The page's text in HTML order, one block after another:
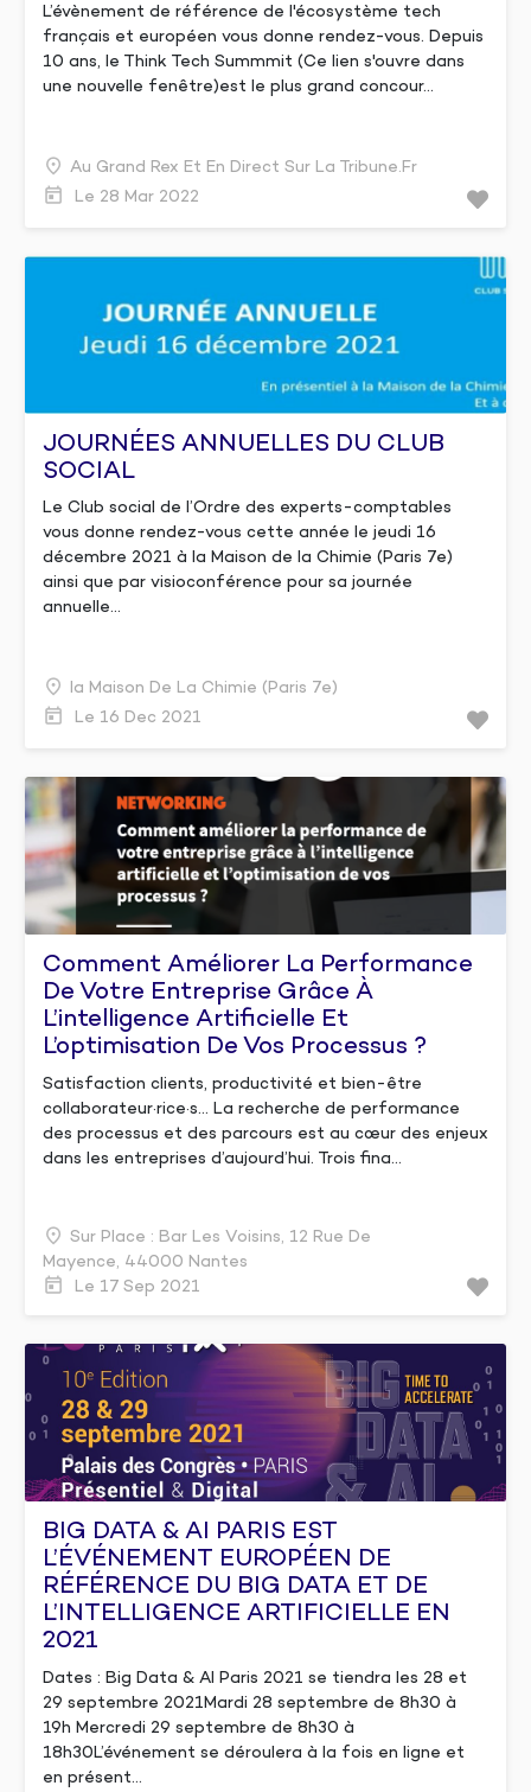
L’évènement de référence de l'écosystème tech
français et européen vous donne rendez-vous. Depuis
10 ans, le Think Tech Summmit (Ce lien s'ouvre dans
une nouvelle fenêtre)est le plus grand concour...
Au Grand Rex Et En Direct Sur La Tribune.fr
Le 28 Mar 2022
JOURNÉES ANNUELLES DU CLUB
SOCIAL
Le Club social de l’Ordre des experts-comptables
vous donne rendez-vous cette année le jeudi 16
décembre 2021 à la Maison de la Chimie (Paris 7e)
ainsi que par visioconférence pour sa journée
annuelle...
La Maison De La Chimie (Paris 7e)
Le 16 Dec 2021
Comment Améliorer La Performance
De Votre Entreprise Grâce À
L’intelligence Artificielle Et
L’optimisation De Vos Processus ?
Satisfaction clients, productivité et bien-être
collaborateur·rice·s… La recherche de performance
des processus et des parcours est au cœur des enjeux
dans les entreprises d’aujourd’hui. Trois fina...
Sur Place : Bar Les Voisins, 12 Rue De
Mayence, 44000 Nantes
Le 17 Sep 2021
BIG DATA & AI PARIS EST
L’ÉVÉNEMENT EUROPÉEN DE
RÉFÉRENCE DU BIG DATA ET DE
L’INTELLIGENCE ARTIFICIELLE EN
2021
Dates : Big Data & AI Paris 2021 se tiendra les 28 et
29 septembre 2021Mardi 28 septembre de 8h30 à
19h Mercredi 29 septembre de 8h30 à
18h30L’événement se déroulera à la fois en ligne et
en présent...